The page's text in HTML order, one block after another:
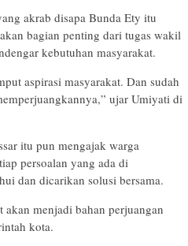
akrab disapa Bunda Ety itu
bagian penting dari tugas wakil
kebutuhan masyarakat.
aspirasi masyarakat. Dan sudah
ujar Umiyati di
itu pun mengajak warga
persoalan yang ada di
dan dicarikan solusi bersama.
menjadi bahan perjuangan
kota.